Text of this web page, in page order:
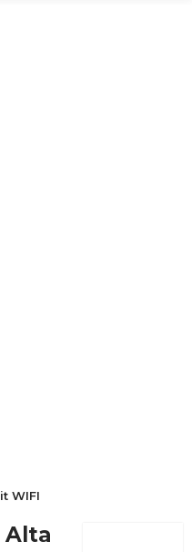
WIFI
Alta